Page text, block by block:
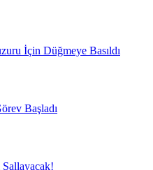
İçin Düğmeye Basıldı
Başladı